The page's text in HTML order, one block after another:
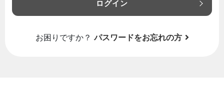
ログイン
お困りですか？ パスワードをお忘れの方